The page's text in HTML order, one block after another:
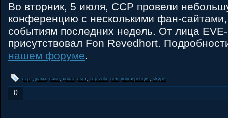
Во вторник, 5 июля, CCP провели
конференцию с несколькими фан-
событиям последних недель. От лица
присутствовал Fon Revedhort.
нашем форуме.
ccp, драма вайн донат, csm ccp zulu nex конференция skype
0